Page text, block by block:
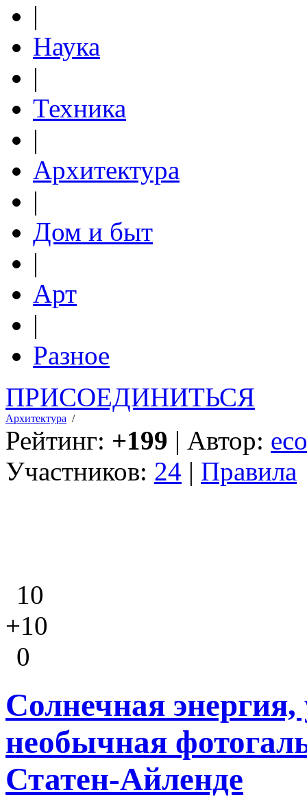
|
Наука
|
Техника
|
Архитектура
|
Дом и быт
|
Арт
|
Разное
ПРИСОЕДИНИТЬСЯ
Архитектура /
Рейтинг: +199 | Автор:
Участников: 24 | Правила
10
+10
0
Солнечная
необычная
Статен-Айленде